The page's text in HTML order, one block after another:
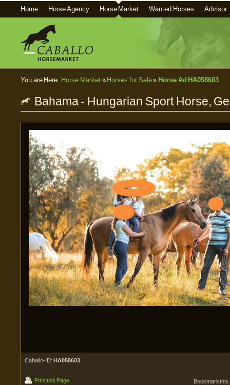
Home Horse Agency Horse Market Wanted Horses Advisor
You are Here: Horse Market» Horses for Sale» Horse Ad HA058603
Bahama - Hungarian Sport Horse,
Caballo-ID: HA058603
Print this Page Bookmark